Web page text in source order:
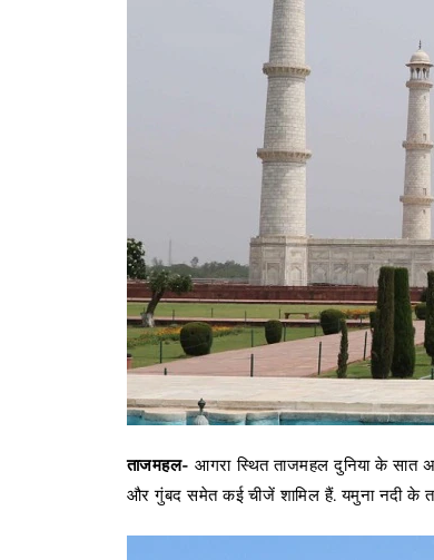
ताजमहल-आगरा स्थित ताजमहल दुनिया के सात
और गुंबद समेत कई चीजें शामिल हैं. यमुना नदी के